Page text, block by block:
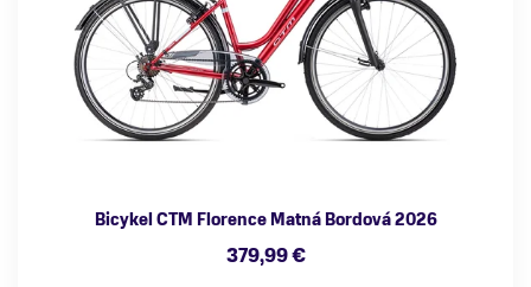
Bicykel CTM Florence Matná Bordová 2026
379,99 €